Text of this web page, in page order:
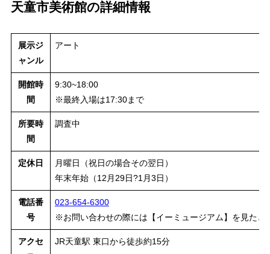
天童市美術館の詳細情報
展示ジ
ャンル
アート
開館時
間
9:30~18:00
※最終入場は17:30まで
所要時
間
調査中
定休日
月曜日（祝日の場合その翌日）
年末年始（12月29日?1月3日）
電話番
号
023-654-6300
※お問い合わせの際には【イーミュージアム】を見たと
アクセ
JR天童駅 東口から徒歩約15分